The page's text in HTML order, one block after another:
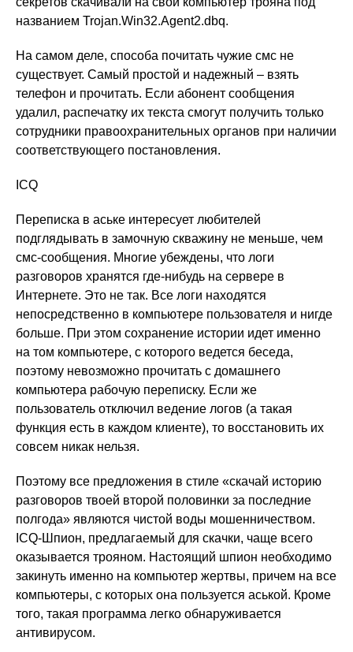
названием Trojan.Win32.Agent2.dbq.
На самом деле, способа почитать чужие смс не
существует. Самый простой и надежный – взять
телефон и прочитать. Если абонент сообщения
удалил, распечатку их текста смогут получить только
сотрудники правоохранительных органов при наличии
соответствующего постановления.
ICQ
Переписка в аське интересует любителей
подглядывать в замочную скважину не меньше, чем
смс-сообщения. Многие убеждены, что логи
разговоров хранятся где-нибудь на сервере в
Интернете. Это не так. Все логи находятся
непосредственно в компьютере пользователя и нигде
больше. При этом сохранение истории идет именно
на том компьютере, с которого ведется беседа,
поэтому невозможно прочитать с домашнего
компьютера рабочую переписку. Если же
пользователь отключил ведение логов (а такая
функция есть в каждом клиенте), то восстановить их
совсем никак нельзя.
Поэтому все предложения в стиле «скачай историю
разговоров твоей второй половинки за последние
полгода» являются чистой воды мошенничеством.
ICQ-Шпион, предлагаемый для скачки, чаще всего
оказывается трояном. Настоящий шпион необходимо
закинуть именно на компьютер жертвы, причем на все
компьютеры, с которых она пользуется аськой. Кроме
того, такая программа легко обнаруживается
антивирусом.